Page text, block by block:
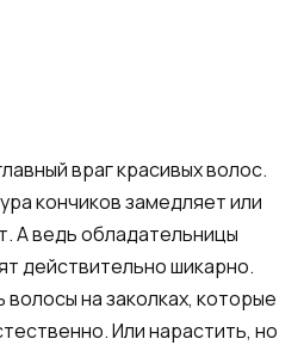
враг красивых волос.
кончиков замедляет или
А ведь обладательницы
действительно шикарно.
на заколках, которые
Или нарастить, но